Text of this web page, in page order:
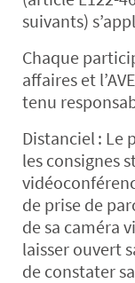
suivants)
Chaque
affaires et
tenu
Distanciel : Le
les consignes
de prise de
de sa caméra
laisser ouvert
de constater